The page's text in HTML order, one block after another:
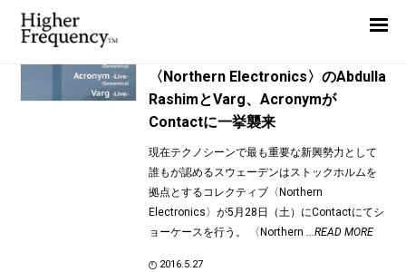
TAG: Abdulla Rashim
〈Northern Electronics〉のAbdulla
RashimとVarg、Acronymが
Contactに一挙襲来
現在テクノシーンで最も重要な新興勢力として
誰もが認めるスウェーデンはストックホルムを
拠点とするコレクティブ〈Northern
Electronics〉が5月28日（土）にContactにてシ
ョーケースを行う。 〈Northern ...READ MORE
2016.5.27
News
Interview
Report